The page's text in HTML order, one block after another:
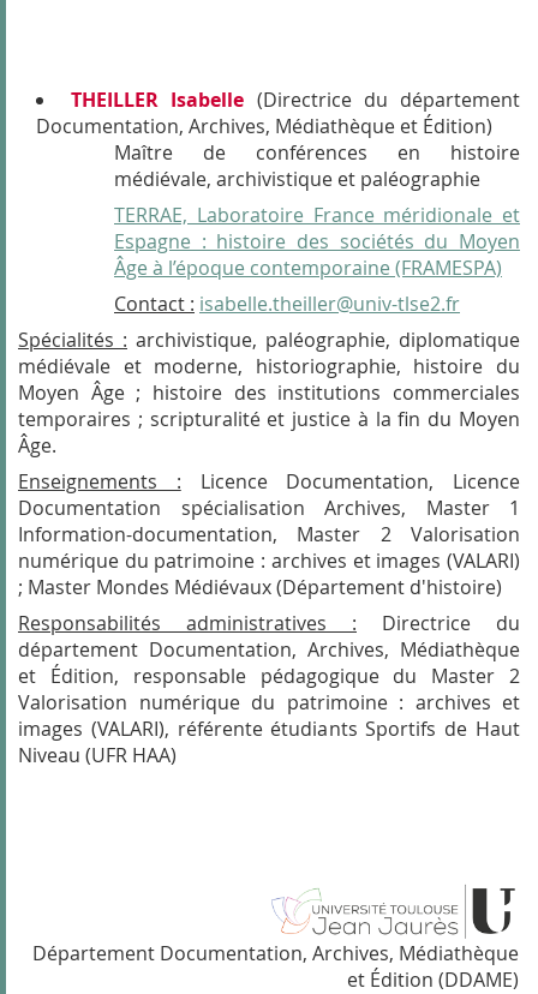
THEILLER Isabelle (Directrice du département
Documentation, Archives, Médiathèque et Édition)
Maître de conférences en histoire
médiévale, archivistique et paléographie
TERRAE, Laboratoire France méridionale et
Espagne : histoire des sociétés du Moyen
Âge à l’époque contemporaine (FRAMESPA)
Contact : isabelle.theiller@univ-tlse2.fr
Spécialités : archivistique, paléographie, diplomatique
médiévale et moderne, historiographie, histoire du
Moyen Âge ; histoire des institutions commerciales
temporaires ; scripturalité et justice à la fin du Moyen
Âge.
Enseignements : Licence Documentation, Licence
Documentation spécialisation Archives, Master 1
Information-documentation, Master 2 Valorisation
numérique du patrimoine : archives et images (VALARI)
; Master Mondes Médiévaux (Département d'histoire)
Responsabilités administratives : Directrice du
département Documentation, Archives, Médiathèque
et Édition, responsable pédagogique du Master 2
Valorisation numérique du patrimoine : archives et
images (VALARI), référente étudiants Sportifs de Haut
Niveau (UFR HAA)
Département Documentation, Archives, Médiathèque
et Édition (DDAME)